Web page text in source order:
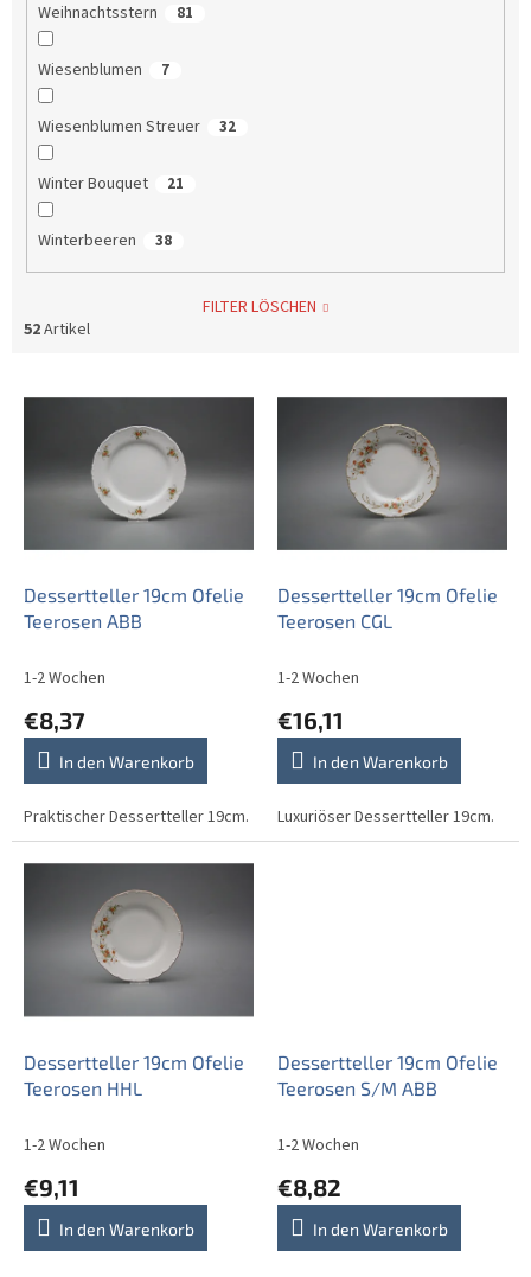
Weihnachtsstern 81
Wiesenblumen 7
Wiesenblumen Streuer 32
Winter Bouquet 21
Winterbeeren 38
FILTER LÖSCHEN
52Artikel
Dessertteller 19cm Ofelie
Teerosen ABB
1-2 Wochen
€8,37
In den Warenkorb
Praktischer Dessertteller 19cm.
Dessertteller 19cm Ofelie
Teerosen CGL
1-2 Wochen
€16,11
In den Warenkorb
Luxuriöser Dessertteller 19cm.
Dessertteller 19cm Ofelie
Teerosen HHL
1-2 Wochen
€9,11
In den Warenkorb
Dessertteller 19cm Ofelie
Teerosen S/M ABB
1-2 Wochen
€8,82
In den Warenkorb